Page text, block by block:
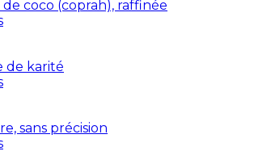
de coco (coprah), raffinée
de karité
sans précision